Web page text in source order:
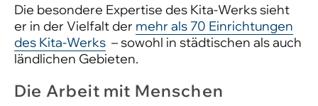
Die besondere Expertise des Kita-Werks sieht
er in der Vielfalt der mehr als 70 Einrichtungen
des Kita-Werks – sowohl in städtischen als auch
ländlichen Gebieten.
Die Arbeit mit Menschen